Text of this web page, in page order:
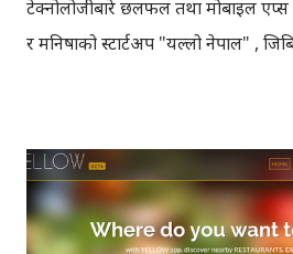
टेक्नोलोजीबारे छलफल तथा मोबाइल एप्स
र मनिषाको स्टार्टअप "यल्लो नेपाल" ,
कम्पनीहरुले आफ्नो कथा सुनाउनेछन् ।
के गर्दैछ, नेपालमा एन्ड्रोइडको अवस्था
आएका बिजनेसहरुलाई अघि बढ्न कसरी